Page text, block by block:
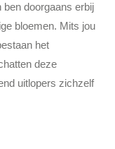
doorgaans erbij
bloemen. Mits jou
het
deze
uitlopers zichzelf